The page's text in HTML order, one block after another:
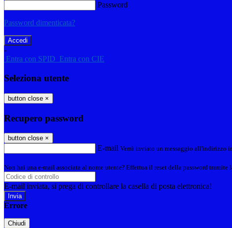
Password
Password dimenticata?
-
Entra con SPID Entra con CIE
Seleziona utente
button close ×
Recupero password
button close ×
E-mail Verrà inviato un messaggio all'indirizzo
Non hai una e-mail associata al nome utente? Effettua il reset della password tramite
E-mail inviata, si prega di controllare la casella di posta elettronica!
Errore
Chiudi